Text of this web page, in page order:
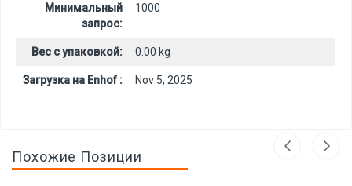
Минимальный
запрос:
1000
Вес с упаковкой: 0.00 kg
Загрузка на Enhof : Nov 5, 2025
Похожие Позиции